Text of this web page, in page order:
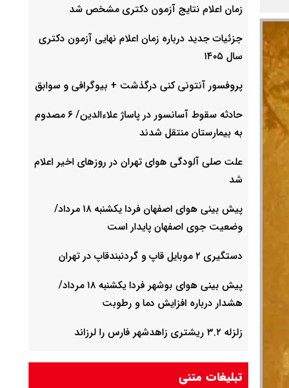
زمان اعلام نتایج آزمون دکتری مشخص شد
جزئیات جدید درباره زمان اعلام نهایی آزمون دکتری
سال ۱۴۰۵
پروفسور آنتونی کنی درگذشت + بیوگرافی و سوابق
حادثه سقوط آسانسور در پاساژ علاءالدین/ ۶ مصدوم
به بیمارستان منتقل شدند
علت صلی آلودگی هوای تهران در روزهای اخیر اعلام
شد
پیش بینی هوای اصفهان فردا یکشنبه ۱۸ مرداد/
وضعیت جوی اصفهان پایدار است
دستگیری ۲ موبایل قاپ و گردنبندقاپ در تهران
پیش بینی هوای بوشهر فردا یکشنبه ۱۸ مرداد/
هشدار درباره افزایش دما و رطوبت
زلزله ۳.۲ ریشتری زاهدشهر فارس را لرزاند
تونل توحید از بامداد یکشنبه ۱۸ مرداد مسدود
می‌شود
تبلیغات متنی